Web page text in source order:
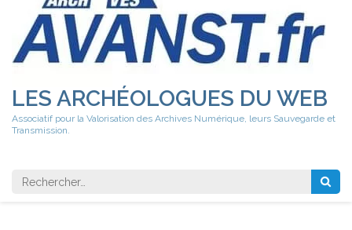
LES ARCHÉOLOGUES DU WEB
Associatif pour la Valorisation des Archives Numérique, leurs Sauvegarde et
Transmission.
Rechercher